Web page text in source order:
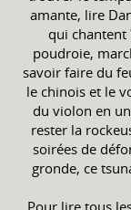
amante, lire
qui chantent
poudroie,
savoir faire du
le chinois et le
du violon en
rester la
soirées de
gronde, ce
Pour lire tous